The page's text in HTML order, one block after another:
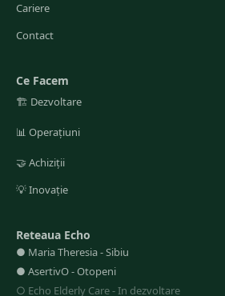
Cariere
Contact
Ce Facem
🏗️ Dezvoltare
📊 Operațiuni
🤝 Achiziții
💡Inovație
Reteaua Echo
● Maria Theresia-Sibiu
● AsertivO-Otopeni
○ Echo Elderly Care-In dezvoltare